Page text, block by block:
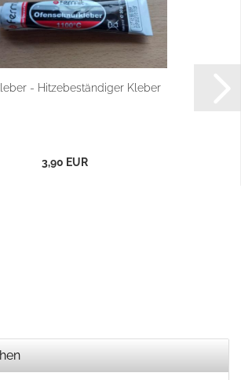
- Hitzebeständiger Kleber
3,90 EUR